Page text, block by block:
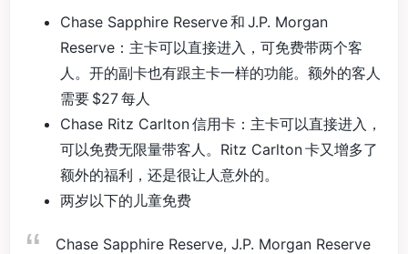
Chase Sapphire Reserve 和 J.P. Morgan
Reserve：主卡可以直接进入，可免费带两个客
人。开的副卡也有跟主卡一样的功能。额外的客人
需要 $27 每人
Chase Ritz Carlton 信用卡：主卡可以直接进入，
可以免费无限量带客人。Ritz Carlton 卡又增多了
额外的福利，还是很让人意外的。
两岁以下的儿童免费
Chase Sapphire Reserve, J.P. Morgan Reserve